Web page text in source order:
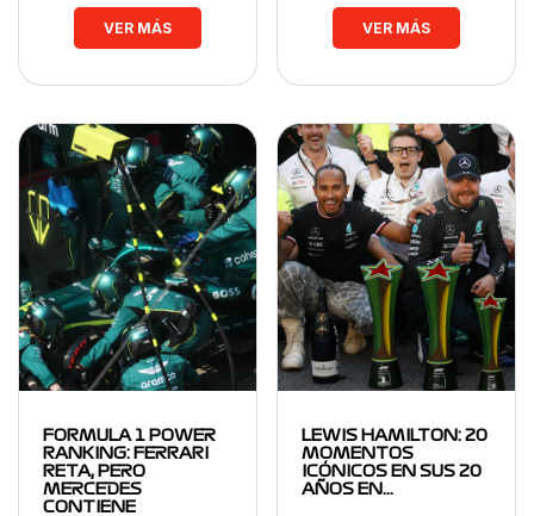
VER MÁS VER MÁS
FORMULA 1 POWER
RANKING: FERRARI
RETA, PERO
MERCEDES
CONTIENE
LEWIS HAMILTON: 20
MOMENTOS
ICÓNICOS EN SUS 20
AÑOS EN…